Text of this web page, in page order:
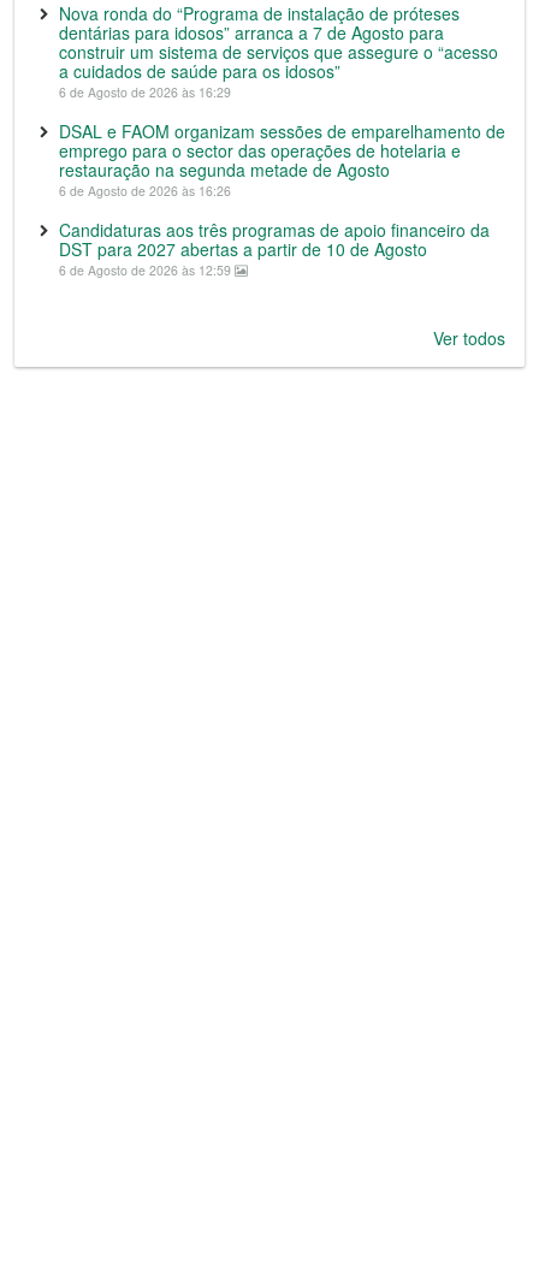
Nova ronda do “Programa de instalação de próteses
dentárias para idosos” arranca a 7 de Agosto para
construir um sistema de serviços que assegure o “acesso
a cuidados de saúde para os idosos”
6 de Agosto de 2026 às 16:29
DSAL e FAOM organizam sessões de emparelhamento de
emprego para o sector das operações de hotelaria e
restauração na segunda metade de Agosto
6 de Agosto de 2026 às 16:26
Candidaturas aos três programas de apoio financeiro da
DST para 2027 abertas a partir de 10 de Agosto
6 de Agosto de 2026 às 12:59
Ver todos